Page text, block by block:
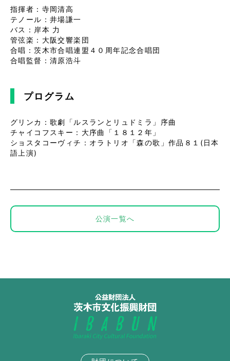
指揮者：寺岡清高
テノール：井場謙一
バス：岸本 力
管弦楽：大阪交響楽団
合唱：茨木市合唱連盟４０周年記念合唱団
合唱監督：清原浩斗
プログラム
グリンカ：歌劇「ルスランとリュドミラ」序曲
チャイコフスキー：大序曲「１８１２年」
ショスタコーヴィチ：オラトリオ「森の歌」作品８１(日本
語上演)
公演一覧へ